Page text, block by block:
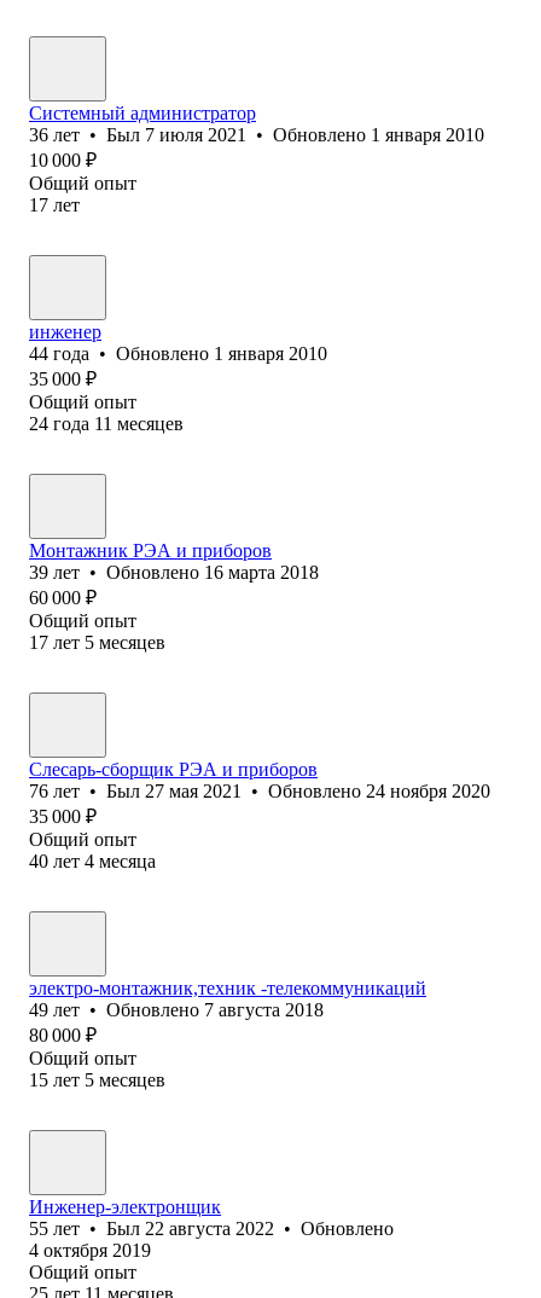
Системный администратор
36 лет • Был 7 июля 2021 • Обновлено 1 января 2010
10 000 ₽
Общий опыт
17 лет
инженер
44 года • Обновлено 1 января 2010
35 000 ₽
Общий опыт
24 года 11 месяцев
Монтажник РЭА и приборов
39 лет • Обновлено 16 марта 2018
60 000 ₽
Общий опыт
17 лет 5 месяцев
Слесарь-сборщик РЭА и приборов
76 лет • Был 27 мая 2021 • Обновлено 24 ноября 2020
35 000 ₽
Общий опыт
40 лет 4 месяца
электро-монтажник,техник -телекоммуникаций
49 лет • Обновлено 7 августа 2018
80 000 ₽
Общий опыт
15 лет 5 месяцев
Инженер-электронщик
55 лет • Был 22 августа 2022 • Обновлено
4 октября 2019
Общий опыт
25 лет 11 месяцев